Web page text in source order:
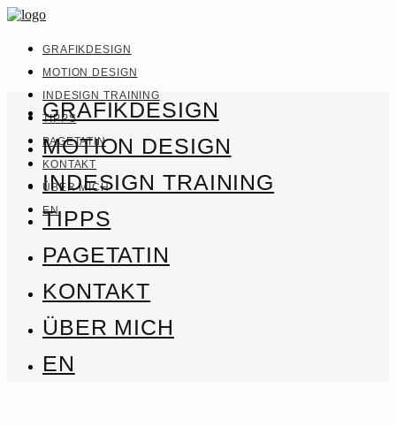
GRAFIKDESIGN
MOTION DESIGN
INDESIGN TRAINING
TIPPS
PAGETATIN
KONTAKT
ÜBER MICH
EN
GRAFIKDESIGN
MOTION DESIGN
INDESIGN TRAINING
TIPPS
PAGETATIN
KONTAKT
ÜBER MICH
EN